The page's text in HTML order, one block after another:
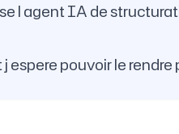
l agent IA de
espere pouvoir le rendre